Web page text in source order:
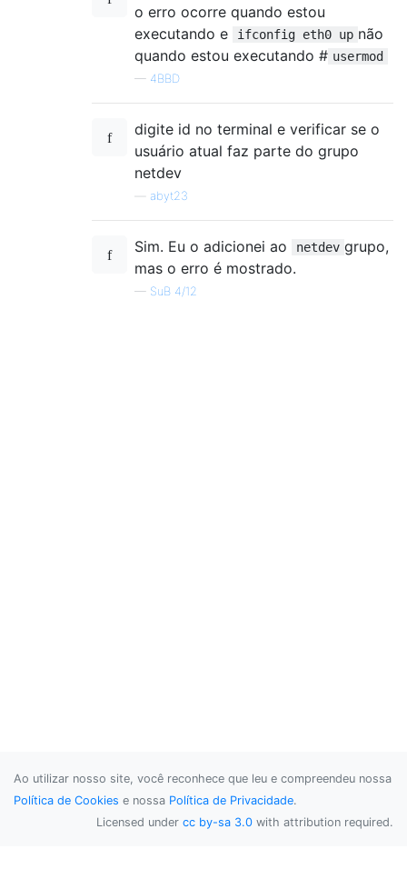
o erro ocorre quando estou
executando e
ifconfig eth0 up não
quando estou executando # usermod
— 4BBD
digite id no terminal e verificar se o
usuário atual faz parte do grupo
netdev
abyt23
Sim. Eu o adicionei ao netdev grupo,
mas o erro é mostrado.
— SuB 4/12
Ao utilizar nosso site, você reconhece que leu e compreendeu nossa
Política de Cookies e nossa Política de Privacidade.
Licensed under cc by-sa 3.0 with attribution required.